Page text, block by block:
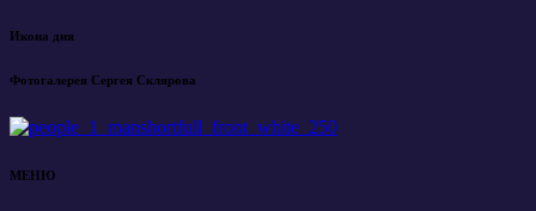
Икона дня
Фотогалерея Сергея Склярова
МЕНЮ